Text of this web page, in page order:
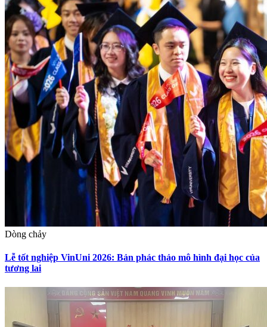
Dòng chảy
Lễ tốt nghiệp VinUni 2026: Bản phác thảo mô hình đại học của
tương lai